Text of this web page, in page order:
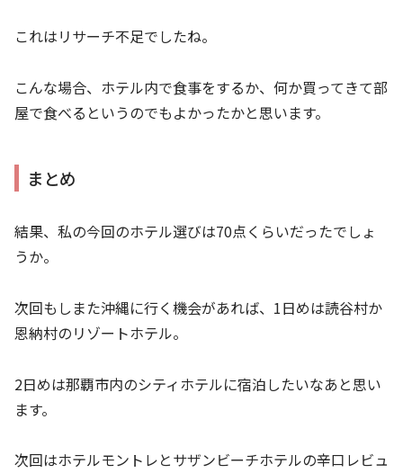
これはリサーチ不足でしたね。
こんな場合、ホテル内で食事をするか、何か買ってきて部
屋で食べるというのでもよかったかと思います。
まとめ
結果、私の今回のホテル選びは70点くらいだったでしょ
うか。
次回もしまた沖縄に行く機会があれば、1日めは読谷村か
恩納村のリゾートホテル。
2日めは那覇市内のシティホテルに宿泊したいなあと思い
ます。
次回はホテルモントレとサザンビーチホテルの辛口レビュ